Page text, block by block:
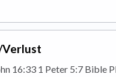
16:33 1 Peter 5:7 Bible